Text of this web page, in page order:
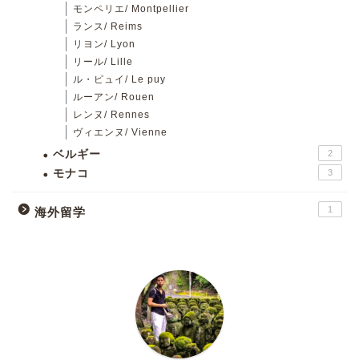
モンペリエ/ Montpellier
ランス/ Reims
リヨン/ Lyon
リール/ Lille
ル・ピュイ/ Le puy
ルーアン/ Rouen
レンヌ/ Rennes
ヴィエンヌ/ Vienne
ベルギー 2
モナコ 3
海外留学 1